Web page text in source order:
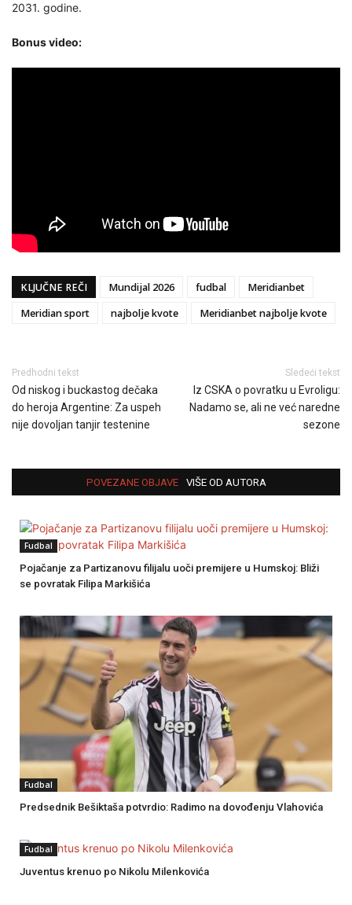
2031. godine.
Bonus video:
KLJUČNE REČI Mundijal 2026 fudbal
Meridianbet
Meridian sport
najbolje kvote Meridianbet najbolje kvote
Predhodni tekst
Od niskog i buckastog dečaka
do heroja Argentine: Za uspeh
nije dovoljan tanjir testenine
Sledeći tekst
Iz CSKA o povratku u Evroligu:
Nadamo se, ali ne već naredne
sezone
POVEZANE OBJAVE VIŠE OD AUTORA
Fudbal
Pojačanje za Partizanovu filijalu uoči premijere u Humskoj: Bliži
se povratak Filipa Markišića
Fudbal
Predsednik Bešiktaša potvrdio: Radimo na dovođenju Vlahovića
Fudbal
Juventus krenuo po Nikolu Milenkovića